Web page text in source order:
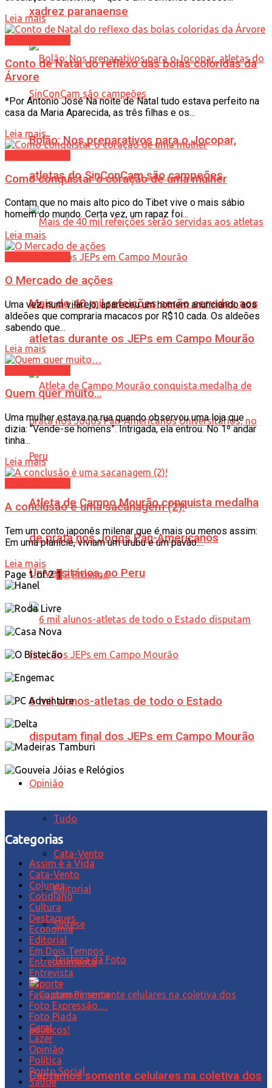
xadrez paranaense
Bolão: Nos preparativos para o Jocopar,
atletas do SinConCam são campeões
Mais de 40 mil refeições serão servidas aos
atletas durante os JEPs em Campo Mourão
Atleta de Campo Mourão conquista medalha
de prata nos Jogos Pan-Americanos
Universitários, no Peru
6 mil alunos-atletas de todo o Estado
disputam final dos JEPs em Campo Mourão
Opinião
Tudo
Cata-Vento
Editorial
Síntese
Tristeza da Foto
Captamos somente celulares na coletiva dos
Leia mais
Conto de Natal do reflexo das bolas coloridas da
Árvore
*Por Antonio José Na noite de Natal tudo estava perfeito na
casa da Maria Aparecida, as três filhas e os...
Leia mais
Como conquistar o coração de uma mulher
Contam que no mais alto pico do Tibet vive o mais sábio
homem do mundo. Certa vez, um rapaz foi...
Leia mais
O Mercado de ações
Uma vez, num vilarejo, apareceu um homem anunciando aos
aldeões que compraria macacos por R$10 cada. Os aldeões
sabendo que...
Leia mais
Quem quer muito…
Uma mulher estava na rua quando observou uma loja que
dizia: “Vende-se homens”. Intrigada, ela entrou. No 1º andar
tinha...
Leia mais
A conclusão é uma sacanagem (2)!
Tem um conto japonês milenar que é mais ou menos assim:
Em uma planície, viviam um urubu e um pavão....
Leia mais
Page 1 of 2 1 2 Próximo
Categorias
Assim é a Vida
Cata-Vento
Colunas
Cotidiano
Cultura
Destaques
Economia
Editorial
Em Dois Tempos
Entretenimento
Entrevista
Esporte
Favo com Pimenta
Foto Expressão…
Foto Piada
Geral
Lazer
Opinião
Política
Ponto Social
Saúde